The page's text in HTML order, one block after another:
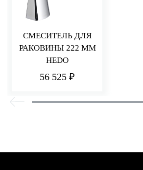
СМЕСИТЕЛЬ ДЛЯ
РАКОВИНЫ 222 ММ
HEDO
56 525 ₽